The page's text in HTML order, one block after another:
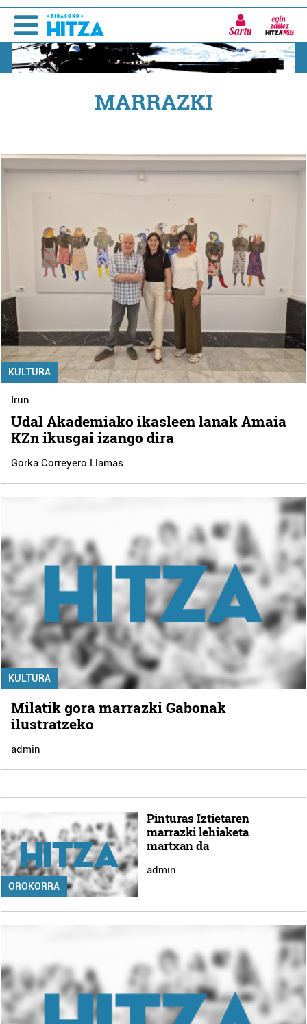
Sartu
MARRAZKI
KULTURA
Irun
Udal Akademiako ikasleen lanak Amaia
KZn ikusgai izango dira
Gorka Correyero Llamas
KULTURA
Milatik gora marrazki Gabonak
ilustratzeko
admin
OROKORRA
Pinturas Iztietaren
marrazki lehiaketa
martxan da
admin